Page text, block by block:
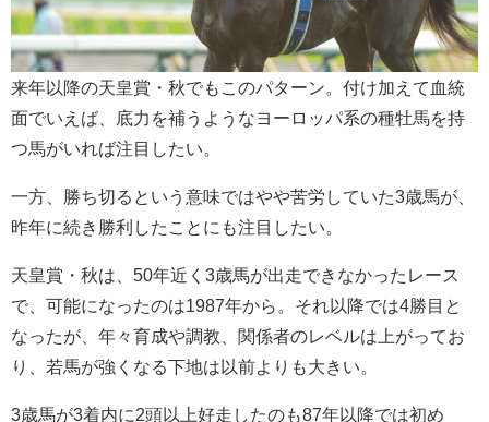
来年以降の天皇賞・秋でもこのパターン。付け加えて血統
面でいえば、底力を補うようなヨーロッパ系の種牡馬を持
つ馬がいれば注目したい。
一方、勝ち切るという意味ではやや苦労していた3歳馬が、
昨年に続き勝利したことにも注目したい。
天皇賞・秋は、50年近く3歳馬が出走できなかったレース
で、可能になったのは1987年から。それ以降では4勝目と
なったが、年々育成や調教、関係者のレベルは上がってお
り、若馬が強くなる下地は以前よりも大きい。
3歳馬が3着内に2頭以上好走したのも87年以降では初め